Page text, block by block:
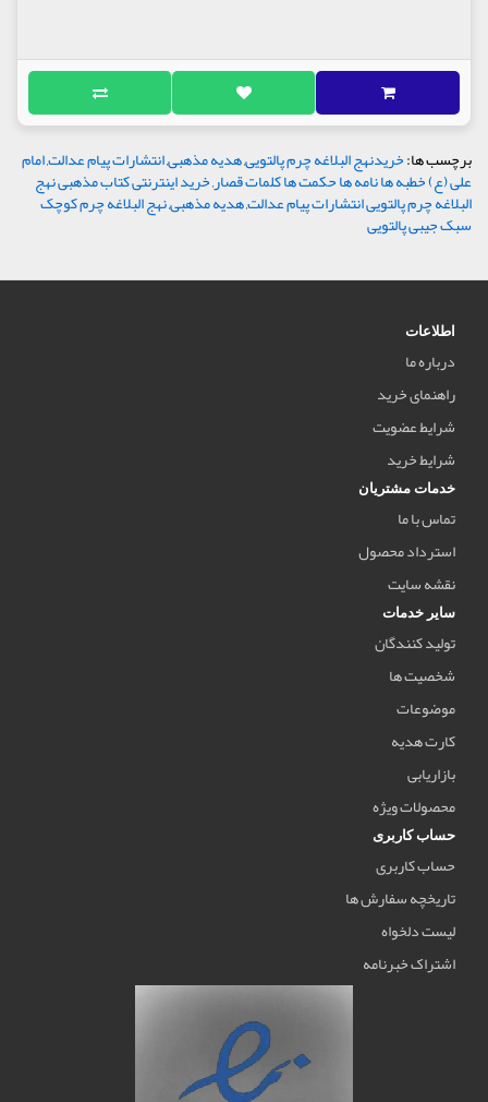
برچسب ها:خریدنهج البلاغه چرم پالتویی,هدیه مذهبی,انتشارات پیام عدالت,امام
علی (ع) خطبه ها نامه ها حکمت ها کلمات قصار,خرید اینترنتی کتاب مذهبی نهج
البلاغه چرم پالتویی انتشارات پیام عدالت,هدیه مذهبی,نهج البلاغه چرم کوچک
سبک جیبی پالتویی
اطلاعات
درباره ما
راهنمای خرید
شرایط عضویت
شرایط خرید
خدمات مشتریان
تماس با ما
استرداد محصول
نقشه سایت
سایر خدمات
تولید کنندگان
شخصیت ها
موضوعات
کارت هدیه
بازاریابی
محصولات ویژه
حساب کاربری
حساب کاربری
تاریخچه سفارش ها
لیست دلخواه
اشتراک خبرنامه